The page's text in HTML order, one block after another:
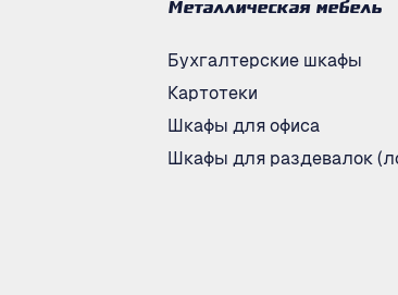
Металлическая мебель
Бухгалтерские шкафы
Картотеки
Шкафы для офиса
Шкафы для раздевалок